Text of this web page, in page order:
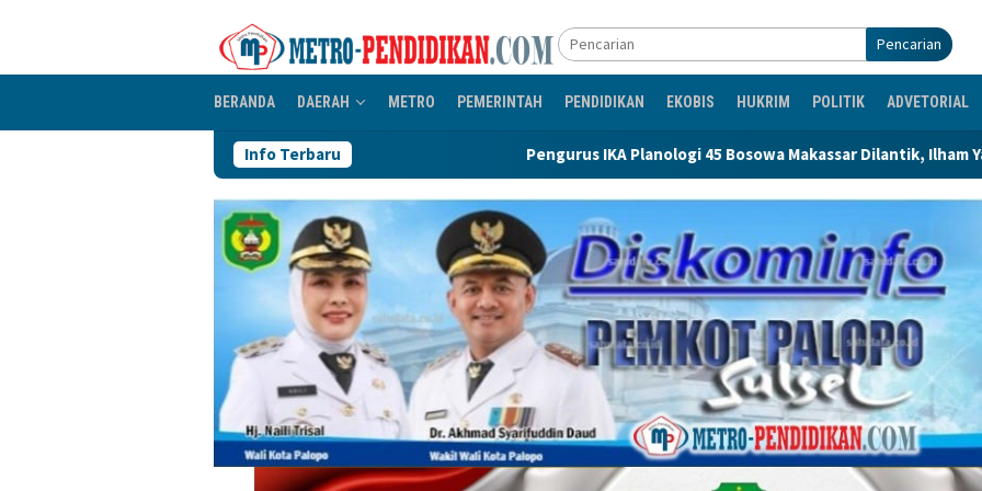
Pencarian
BERANDA DAERAH METRO PEMERINTAH PENDIDIKAN EKOBIS HUKRIM POLITIK ADVETORIAL
Info Terbaru Pengurus IKA Planologi 45 Bosowa Makassar Dilantik, Ilham Yahya Siap Emban